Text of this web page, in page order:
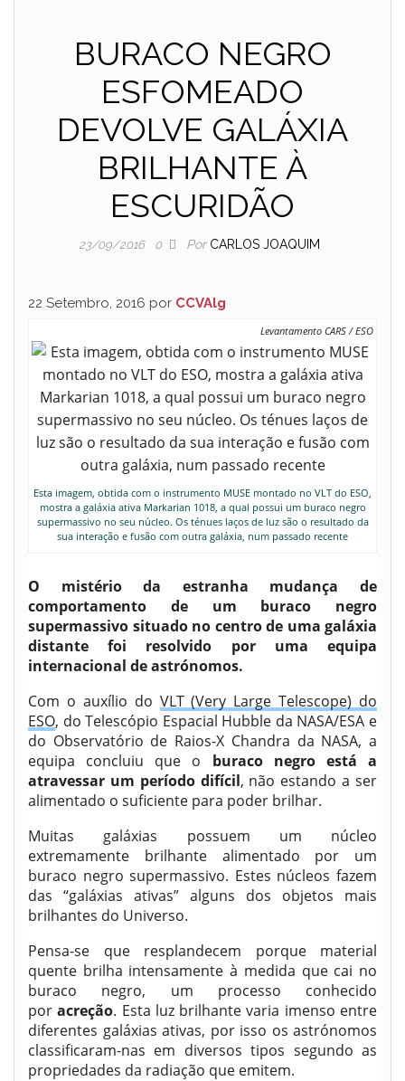
BURACO NEGRO
ESFOMEADO
DEVOLVE GALÁXIA
BRILHANTE À
ESCURIDÃO
23/09/2016 0 Por CARLOS JOAQUIM
22 Setembro, 2016 por CCVAlg
Levantamento CARS / ESO
Esta imagem, obtida com o instrumento MUSE montado no VLT do ESO,
mostra a galáxia ativa Markarian 1018, a qual possui um buraco negro
supermassivo no seu núcleo. Os ténues laços de luz são o resultado da
sua interação e fusão com outra galáxia, num passado recente
O mistério da estranha mudança de
comportamento de um buraco negro
supermassivo situado no centro de uma galáxia
distante foi resolvido por uma equipa
internacional de astrónomos.
Com o auxílio do VLT (Very Large Telescope) do
ESO, do Telescópio Espacial Hubble da NASA/ESA e
do Observatório de Raios-X Chandra da NASA, a
equipa concluiu que o buraco negro está a
atravessar um período difícil, não estando a ser
alimentado o suficiente para poder brilhar.
Muitas galáxias possuem um núcleo
extremamente brilhante alimentado por um
buraco negro supermassivo. Estes núcleos fazem
das “galáxias ativas” alguns dos objetos mais
brilhantes do Universo.
Pensa-se que resplandecem porque material
quente brilha intensamente à medida que cai no
buraco negro, um processo conhecido
poracreção. Esta luz brilhante varia imenso entre
diferentes galáxias ativas, por isso os astrónomos
classificaram-nas em diversos tipos segundo as
propriedades da radiação que emitem.